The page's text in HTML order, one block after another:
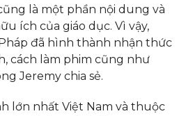
là một phần nội dung và
ích của giáo dục. Vì vậy,
đã hình thành nhận thức
cách làm phim cũng như
Jeremy chia sẻ.
lớn nhất Việt Nam và thuộc